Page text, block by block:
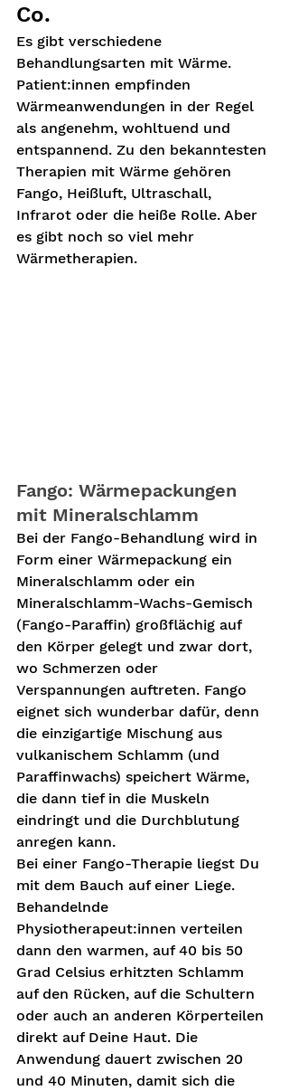
Co.
Es gibt verschiedene
Behandlungsarten mit Wärme.
Patient:innen empfinden
Wärmeanwendungen in der Regel
als angenehm, wohltuend und
entspannend. Zu den bekanntesten
Therapien mit Wärme gehören
Fango, Heißluft, Ultraschall,
Infrarot oder die heiße Rolle. Aber
es gibt noch so viel mehr
Wärmetherapien.
Fango: Wärmepackungen
mit Mineralschlamm
Bei der Fango-Behandlung wird in
Form einer Wärmepackung ein
Mineralschlamm oder ein
Mineralschlamm-Wachs-Gemisch
(Fango-Paraffin) großflächig auf
den Körper gelegt und zwar dort,
wo Schmerzen oder
Verspannungen auftreten. Fango
eignet sich wunderbar dafür, denn
die einzigartige Mischung aus
vulkanischem Schlamm (und
Paraffinwachs) speichert Wärme,
die dann tief in die Muskeln
eindringt und die Durchblutung
anregen kann.
Bei einer Fango-Therapie liegst Du
mit dem Bauch auf einer Liege.
Behandelnde
Physiotherapeut:innen verteilen
dann den warmen, auf 40 bis 50
Grad Celsius erhitzten Schlamm
auf den Rücken, auf die Schultern
oder auch an anderen Körperteilen
direkt auf Deine Haut. Die
Anwendung dauert zwischen 20
und 40 Minuten, damit sich die